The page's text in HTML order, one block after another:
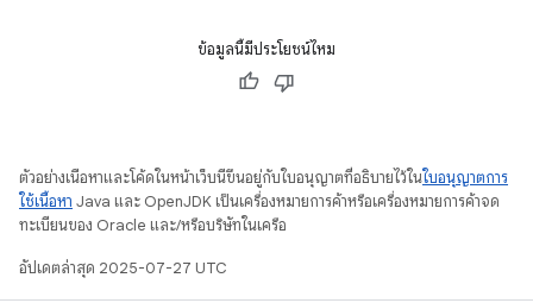
ข้อมูลนี้มีประโยชน์ไหม
ตัวอย่างเนื้อหาและโค้ดในหน้าเว็บนี้ขึ้นอยู่กับใบอนุญาตที่อธิบายไว้ในใบอนุญาตการ
ใช้เนื้อหา Java และ OpenJDK เป็นเครื่องหมายการค้าหรือเครื่องหมายการค้าจด
ทะเบียนของ Oracle และ/หรือบริษัทในเครือ
อัปเดตล่าสุด 2025-07-27 UTC